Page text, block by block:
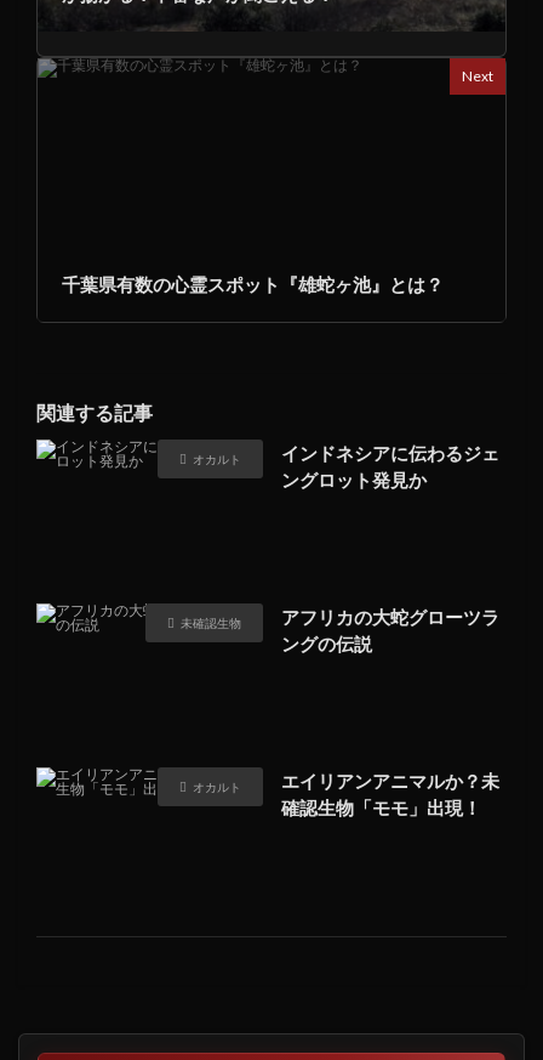
Next
千葉県有数の心霊スポット『雄蛇ヶ池』とは？
関連する記事
オカルト
インドネシアに伝わるジェ
ングロット発見か
未確認生物
アフリカの大蛇グローツラ
ングの伝説
オカルト
エイリアンアニマルか？未
確認生物「モモ」出現！